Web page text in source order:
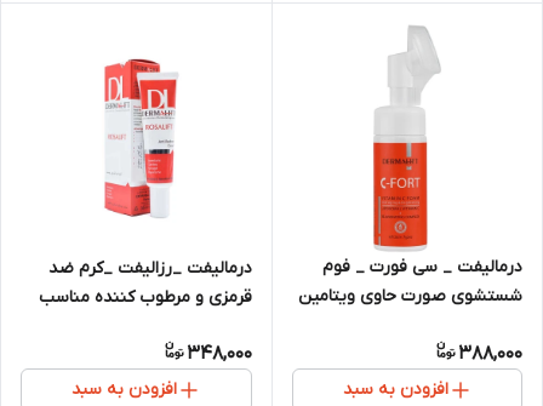
درمالیفت _ سی فورت _ فوم
شستشوی صورت حاوی ویتامین
388,000
افزودن به سبد
درمالیفت _رزالیفت _کرم ضد
قرمزی و مرطوب کننده مناسب
348,000
افزودن به سبد